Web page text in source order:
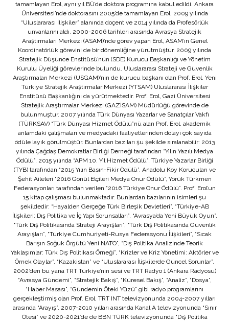
tamamlayan Erol, aynı yıl BÜ’de doktora programına kabul edildi. Ankara
Üniversitesi’nde doktorasını 2005’de tamamlayan Erol, 2009 yılında
“Uluslararası İlişkiler” alanında doçent ve 2014 yılında da Profesörlük
unvanlarını aldı. 2000-2006 tarihleri arasında Avrasya Stratejik
Araştırmaları Merkezi (ASAM)’nde görev yapan Erol, ASAM’ın Genel
Koordinatörlük görevini de bir dönemliğine yürütmüştür. 2009 yılında
Stratejik Düşünce Enstitüsü’nün (SDE) Kurucu Başkanlığı ve Yönetim
Kurulu Üyeliği görevlerinde bulundu. Uluslararası Strateji ve Güvenlik
Araştırmaları Merkezi (USGAM)’nin de kurucu başkanı olan Prof. Erol, Yeni
Türkiye Stratejik Araştırmalar Merkezi (YTSAM) Uluslararası İlişkiler
Enstitüsü Başkanlığını da yürütmektedir. Prof. Erol, Gazi Üniversitesi
Stratejik Araştırmalar Merkezi (GAZİSAM) Müdürlüğü görevinde de
bulunmuştur. 2007 yılında Türk Dünyası Yazarlar ve Sanatçılar Vakfı
(TÜRKSAV) “Türk Dünyası Hizmet Ödülü”nü alan Prof. Erol, akademik
anlamdaki çalışmaları ve medyadaki faaliyetlerinden dolayı çok sayıda
ödüle layık görülmüştür. Bunlardan bazıları şu şekilde sıralanabilir: 2013
yılında Çağdaş Demokratlar Birliği Derneği tarafından “Yılın Yazılı Medya
Ödülü”, 2015 yılında “APM 10. Yıl Hizmet Ödülü”, Türkiye Yazarlar Birliği
(TYB) tarafından “2015 Yılın Basın-Fikir Ödülü”, Anadolu Köy Korucuları ve
Şehit Aileleri “2016 Gönül Elçileri Medya Onur Ödülü”, Yörük Türkmen
Federasyonları tarafından verilen “2016 Türkiye Onur Ödülü”. Prof. Erol’un
15 kitap çalışması bulunmaktadır. Bunlardan bazılarının isimleri şu
şekildedir: “Hayalden Gerçeğe Türk Birleşik Devletleri”, “Türkiye-AB
İlişkileri: Dış Politika ve İç Yapı Sorunsalları”, “Avrasya’da Yeni Büyük Oyun”,
“Türk Dış Politikasında Strateji Arayışları”, “Türk Dış Politikasında Güvenlik
Arayışları”, “Türkiye Cumhuriyeti-Rusya Federasyonu İlişkileri”, “Sıcak
Barışın Soğuk Örgütü Yeni NATO”, “Dış Politika Analizinde Teorik
Yaklaşımlar: Türk Dış Politikası Örneği”, “Krizler ve Kriz Yönetimi: Aktörler ve
Örnek Olaylar”, “Kazakistan” ve “Uluslararası İlişkilerde Güncel Sorunlar”.
2002’den bu yana TRT Türkiye’nin sesi ve TRT Radyo 1 (Ankara Radyosu)
“Avrasya Gündemi”, “Stratejik Bakış”, “Küresel Bakış”, “Analiz”, “Dosya”,
“Haber Masası”, “Gündemin Öteki Yüzü” gibi radyo programlarını
gerçekleştirmiş olan Prof. Erol, TRT INT televizyonunda 2004-2007 yılları
arasında “Arayış”, 2007-2010 yılları arasında Kanal A televizyonunda “Sınır
Ötesi” ve 2020-2021’de de BBN TÜRK televizyonunda “Dış Politika